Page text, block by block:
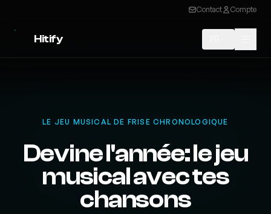
Contact Compte
Hitify
LE JEU MUSICAL DE FRISE CHRONOLOGIQUE
Devine l'année: le jeu
musical avec tes
chansons